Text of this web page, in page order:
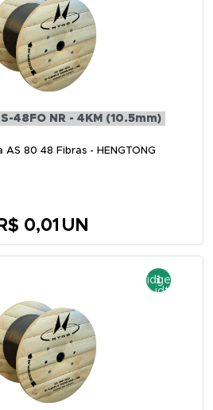
48FO NR - 4KM (10.5mm)
80 48 Fibras - HENGTONG
R$ 0,01 UN